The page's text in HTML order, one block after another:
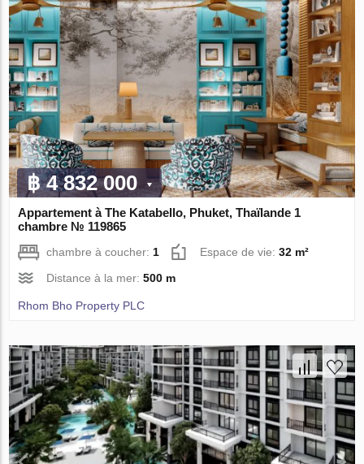
฿ 4 832 000
Appartement à The Katabello, Phuket, Thaïlande 1
chambre № 119865
chambre à coucher:1 Espace de vie:32 m²
Distance à la mer:500 m
Rhom Bho Property PLC